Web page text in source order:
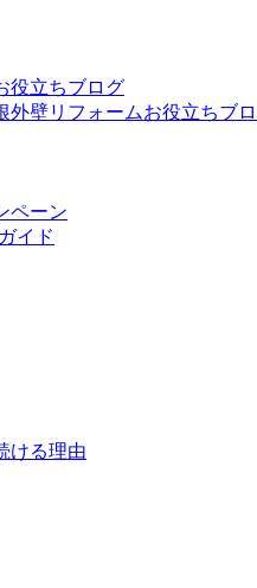
役立ちブログ
外壁リフォームお役立ちブロ
ペーン
イド
ける理由